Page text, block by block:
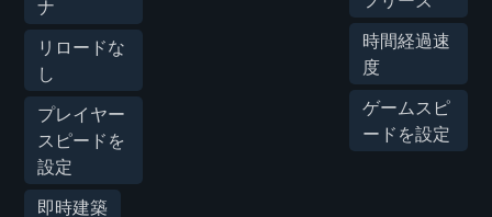
ナ
リロードな
し
プレイヤー
スピードを
設定
即時建築
時間経過速
度
ゲームスピ
ードを設定